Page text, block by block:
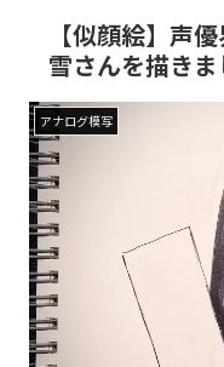
【似顔絵】声
雪さんを描き
アナログ模写